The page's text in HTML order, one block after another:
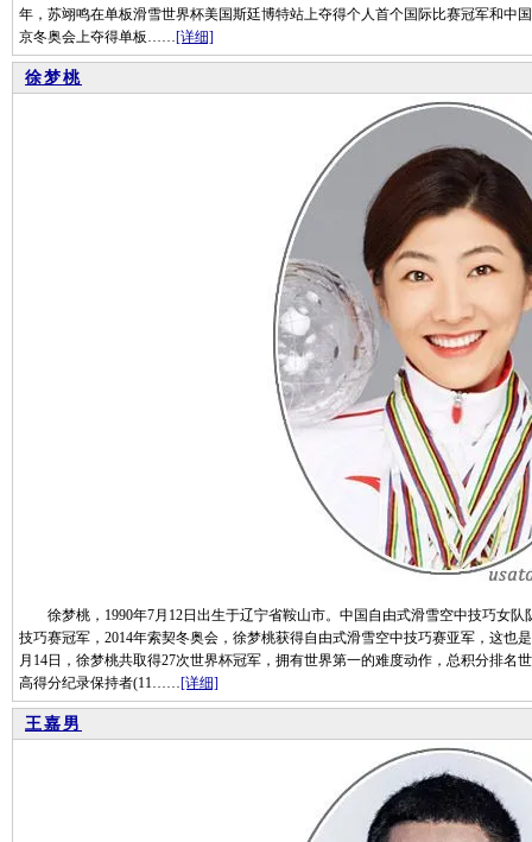
年，苏翊鸣在单板滑雪世界杯美国斯廷博特站上夺得个人首个国际比赛冠军和中
京冬奥会上夺得单板……[详细]
徐梦桃
徐梦桃，1990年7月12日出生于辽宁省鞍山市。中国自由式滑雪空中技巧女队
技巧赛冠军，2014年索契冬奥会，徐梦桃获得自由式滑雪空中技巧赛亚军，这也
月14日，徐梦桃共取得27次世界杯冠军，拥有世界第一的难度动作，总积分排名
高得分纪录保持者(11……[详细]
王嘉男